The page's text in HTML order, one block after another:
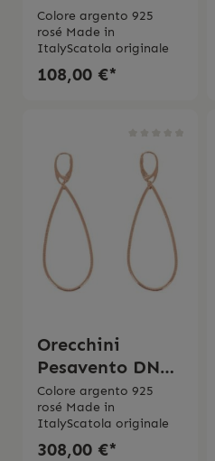
Elegance Chic
Colore argento 925
rosé Made in
ItalyScatola originale
108,00 €*
Orecchini
Pesavento DNA
Spring
Colore argento 925
rosé Made in
ItalyScatola originale
308,00 €*